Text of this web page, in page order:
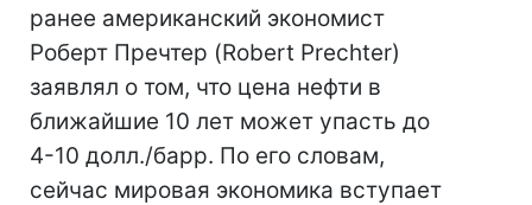
ранее американский экономист
Роберт Пречтер (Robert Prechter)
заявлял о том, что цена нефти в
ближайшие 10 лет может упасть до
4-10 долл./барр. По его словам,
сейчас мировая экономика вступает